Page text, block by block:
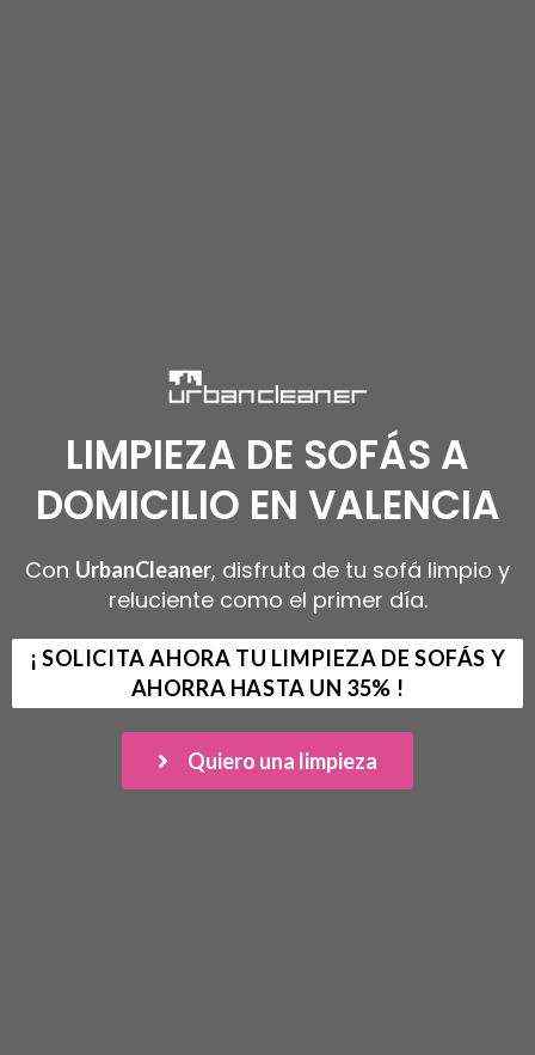
LIMPIEZA DE SOFÁS A
DOMICILIO EN VALENCIA
Con UrbanCleaner, disfruta de tu sofá limpio y
reluciente como el primer día.
¡ SOLICITA AHORA TU LIMPIEZA DE SOFÁS Y
AHORRA HASTA UN 35% !
Quiero una limpieza